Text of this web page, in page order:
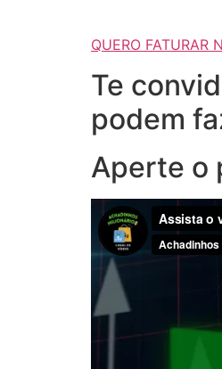
QUERO FATURAR
Te
podem
Aperte o